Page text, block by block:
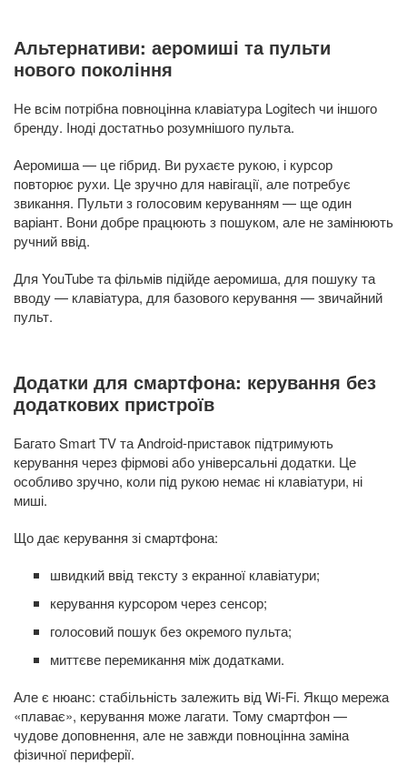
Альтернативи: аеромиші та пульти
нового покоління
Не всім потрібна повноцінна клавіатура Logitech чи іншого
бренду. Іноді достатньо розумнішого пульта.
Аеромиша — це гібрид. Ви рухаєте рукою, і курсор
повторює рухи. Це зручно для навігації, але потребує
звикання. Пульти з голосовим керуванням — ще один
варіант. Вони добре працюють з пошуком, але не замінюють
ручний ввід.
Для YouTube та фільмів підійде аеромиша, для пошуку та
вводу — клавіатура, для базового керування — звичайний
пульт.
Додатки для смартфона: керування без
додаткових пристроїв
Багато Smart TV та Android-приставок підтримують
керування через фірмові або універсальні додатки. Це
особливо зручно, коли під рукою немає ні клавіатури, ні
миші.
Що дає керування зі смартфона:
швидкий ввід тексту з екранної клавіатури;
керування курсором через сенсор;
голосовий пошук без окремого пульта;
миттєве перемикання між додатками.
Але є нюанс: стабільність залежить від Wi-Fi. Якщо мережа
«плаває», керування може лагати. Тому смартфон —
чудове доповнення, але не завжди повноцінна заміна
фізичної периферії.